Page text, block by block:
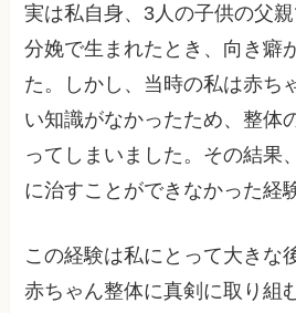
実は私自身、3人の子供の父親
分娩で生まれたとき、向き癖
た。しかし、当時の私は赤ち
い知識がなかったため、整体
ってしまいました。その結果
に治すことができなかった経
この経験は私にとって大きな
赤ちゃん整体に真剣に取り組